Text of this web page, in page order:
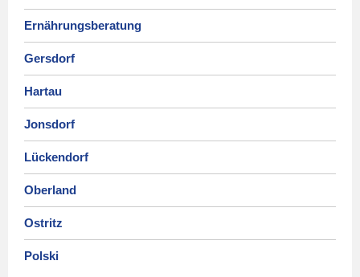
Ernährungsberatung
Gersdorf
Hartau
Jonsdorf
Lückendorf
Oberland
Ostritz
Polski